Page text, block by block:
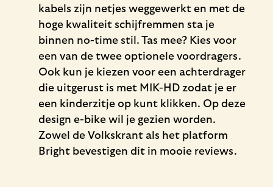
kabels zijn netjes weggewerkt en met de
hoge kwaliteit schijfremmen sta je
binnen no-time stil. Tas mee? Kies voor
een van de twee optionele voordragers.
Ook kun je kiezen voor een achterdrager
die uitgerust is met MIK-HD zodat je er
een kinderzitje op kunt klikken. Op deze
design e-bike wil je gezien worden.
Zowel de Volkskrant als het platform
Bright bevestigen dit in mooie reviews.